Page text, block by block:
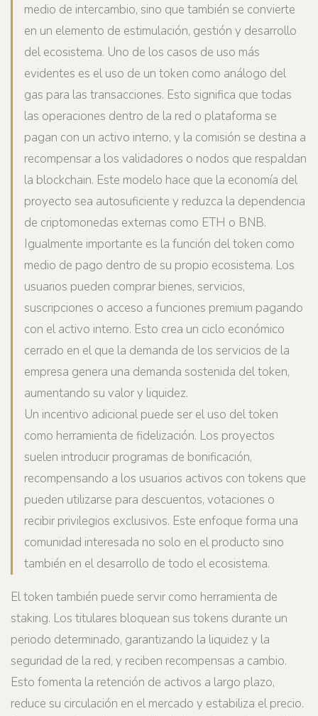
medio de intercambio, sino que también se convierte
en un elemento de estimulación, gestión y desarrollo
del ecosistema. Uno de los casos de uso más
evidentes es el uso de un token como análogo del
gas para las transacciones. Esto significa que todas
las operaciones dentro de la red o plataforma se
pagan con un activo interno, y la comisión se destina a
recompensar a los validadores o nodos que respaldan
la blockchain. Este modelo hace que la economía del
proyecto sea autosuficiente y reduzca la dependencia
de criptomonedas externas como ETH o BNB.
Igualmente importante es la función del token como
medio de pago dentro de su propio ecosistema. Los
usuarios pueden comprar bienes, servicios,
suscripciones o acceso a funciones premium pagando
con el activo interno. Esto crea un ciclo económico
cerrado en el que la demanda de los servicios de la
empresa genera una demanda sostenida del token,
aumentando su valor y liquidez.
Un incentivo adicional puede ser el uso del token
como herramienta de fidelización. Los proyectos
suelen introducir programas de bonificación,
recompensando a los usuarios activos con tokens que
pueden utilizarse para descuentos, votaciones o
recibir privilegios exclusivos. Este enfoque forma una
comunidad interesada no solo en el producto sino
también en el desarrollo de todo el ecosistema.
El token también puede servir como herramienta de
staking. Los titulares bloquean sus tokens durante un
periodo determinado, garantizando la liquidez y la
seguridad de la red, y reciben recompensas a cambio.
Esto fomenta la retención de activos a largo plazo,
reduce su circulación en el mercado y estabiliza el precio.